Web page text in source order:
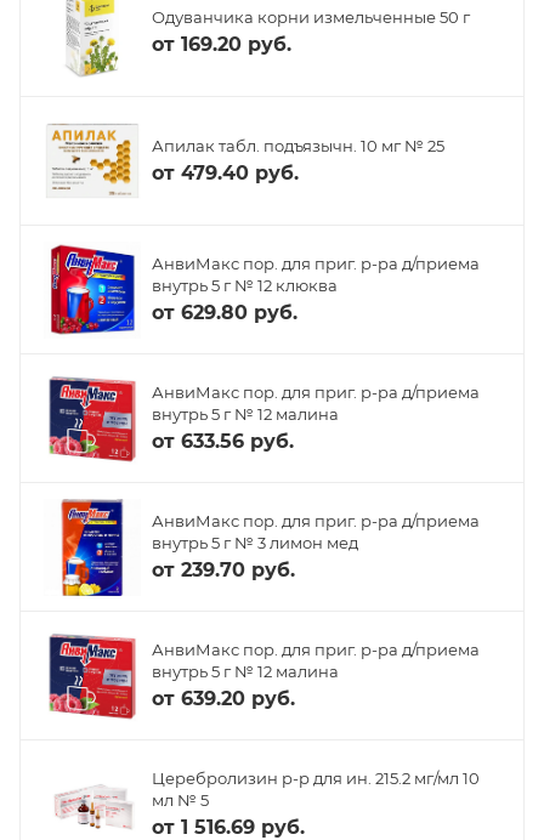
Одуванчика корни измельченные 50 г
от 169.20 руб.
Апилак табл. подъязычн. 10 мг № 25
от 479.40 руб.
АнвиМакс пор. для приг. р-ра д/приема
внутрь 5 г № 12 клюква
от 629.80 руб.
АнвиМакс пор. для приг. р-ра д/приема
внутрь 5 г № 12 малина
от 633.56 руб.
АнвиМакс пор. для приг. р-ра д/приема
внутрь 5 г № 3 лимон мед
от 239.70 руб.
АнвиМакс пор. для приг. р-ра д/приема
внутрь 5 г № 12 малина
от 639.20 руб.
Церебролизин р-р для ин. 215.2 мг/мл 10
мл № 5
от 1 516.69 руб.